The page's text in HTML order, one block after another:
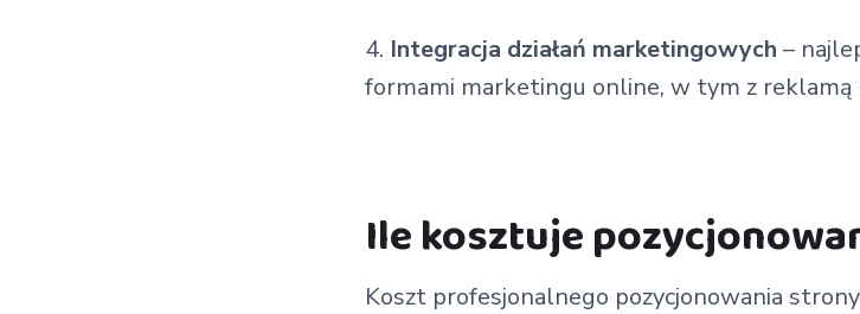
Integracja działań marketingowych –
formami marketingu online, w tym z
Ile kosztuje
Koszt profesjonalnego pozycjonowania